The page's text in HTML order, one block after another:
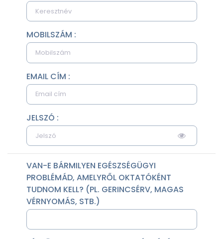
MOBILSZÁM :
EMAIL CÍM :
JELSZÓ :
VAN-E BÁRMILYEN EGÉSZSÉGÜGYI
PROBLÉMÁD, AMELYRŐL OKTATÓKÉNT
TUDNOM KELL? (PL. GERINCSÉRV, MAGAS
VÉRNYOMÁS, STB.)